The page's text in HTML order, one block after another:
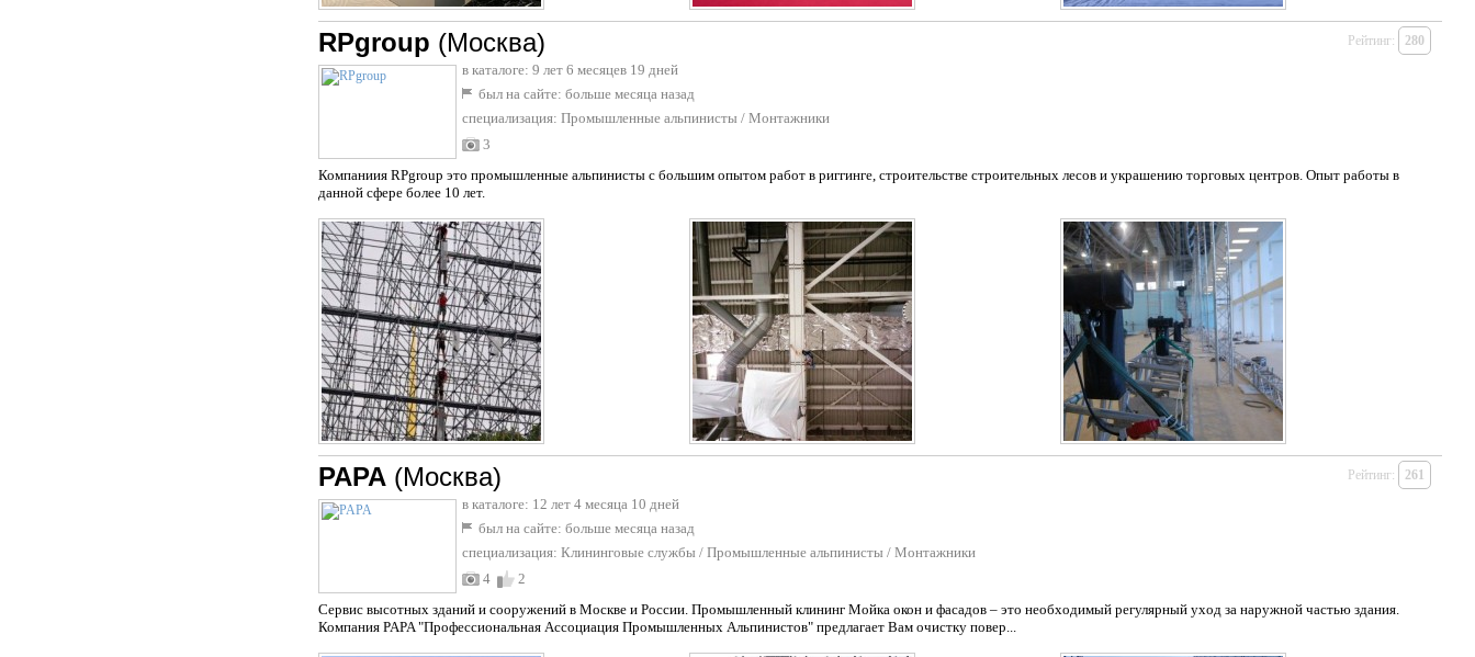
RPgroup (Москва)
в каталоге: 9 лет 6 месяцев 19 дней
был на сайте: больше месяца назад
специализация: Промышленные альпинисты / Монтажники
3
Компаниия RPgroup это промышленные альпинисты с большим опытом работ в риггинге, строительстве строительных лесов и украшению торговых центров. Опыт работы в
данной сфере более 10 лет.
Рейтинг: 280
PAPA (Москва)
в каталоге: 12 лет 4 месяца 10 дней
был на сайте: больше месяца назад
специализация: Клининговые службы / Промышленные альпинисты / Монтажники
4
2
Сервис высотных зданий и сооружений в Москве и России. Промышленный клининг Мойка окон и фасадов – это необходимый регулярный уход за наружной частью здания.
Компания PAPA "Профессиональная Ассоциация Промышленных Альпинистов" предлагает Вам очистку повер...
Рейтинг: 261